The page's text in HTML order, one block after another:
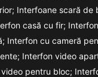
Interfoane scară de
casă cu fir;
Interfon cu cameră
Interfon video
pentru bloc;